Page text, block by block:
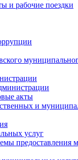
и рабочие поездки
акты
и
услуг
предоставления